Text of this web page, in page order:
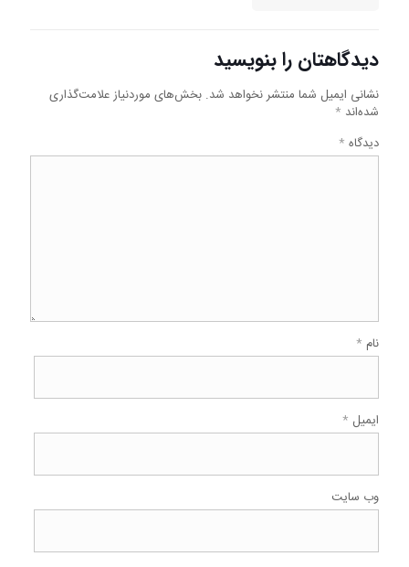
دیدگاهتان را بنویسید
نشانی ایمیل شما منتشر نخواهد شد. بخش‌های موردنیاز علامت‌گذاری
شده‌اند *
دیدگاه *
نام *
ایمیل *
وب‌ سایت